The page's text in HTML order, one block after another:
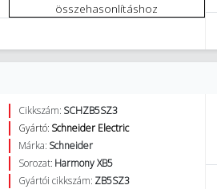
összehasonlításhoz
Cikkszám: SCHZB5SZ3
Gyártó: Schneider Electric
Márka: Schneider
Sorozat: Harmony XB5
Gyártói cikkszám: ZB5SZ3